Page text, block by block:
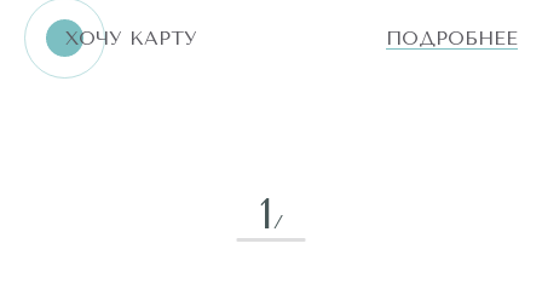
ХОЧУ КАРТУ ПОДРОБНЕЕ
1 /